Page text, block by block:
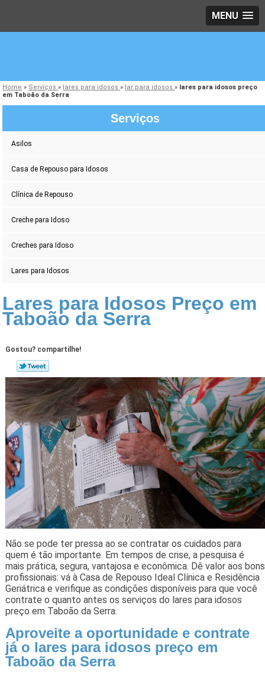
MENU
Home » Serviços» lares para idosos» lar para idosos» lares para idosos preço
em Taboão da Serra
Serviços
Asilos
Casa de Repouso para Idosos
Clínica de Repouso
Creche para Idoso
Creches para Idoso
Lares para Idosos
Lares para Idosos Preço em
Taboão da Serra
Gostou? compartilhe!
Não se pode ter pressa ao se contratar os cuidados para
quem é tão importante. Em tempos de crise, a pesquisa é
mais prática, segura, vantajosa e econômica. Dê valor aos bons
profissionais: vá à Casa de Repouso Ideal Clínica e Residência
Geriátrica e verifique as condições disponíveis para que você
contrate o quanto antes os serviços do lares para idosos
preço em Taboão da Serra.
Aproveite a oportunidade e contrate
já o lares para idosos preço em
Taboão da Serra